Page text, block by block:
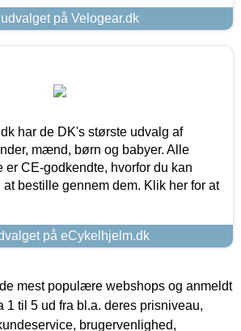
på Velogear.dk
har de DK's største udvalg af
mænd, børn og babyer. Alle
er CE-godkendte, hvorfor du kan
bestille gennem dem. Klik her for at
på eCykelhjelm.dk
mest populære webshops og anmeldt
1 til 5 ud fra bl.a. deres prisniveau,
brugervenlighed,